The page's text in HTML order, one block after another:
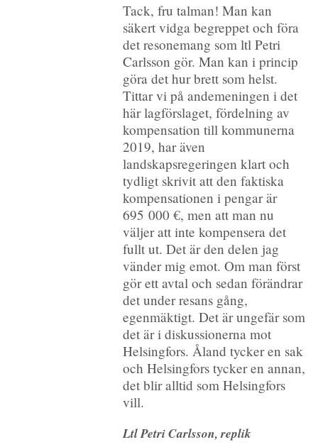
Tack, fru talman! Man kan
säkert vidga begreppet och föra
det resonemang som ltl Petri
Carlsson gör. Man kan i princip
göra det hur brett som helst.
Tittar vi på andemeningen i det
här lagförslaget, fördelning av
kompensation till kommunerna
2019, har även
landskapsregeringen klart och
tydligt skrivit att den faktiska
kompensationen i pengar är
695 000 €, men att man nu
väljer att inte kompensera det
fullt ut. Det är den delen jag
vänder mig emot. Om man först
gör ett avtal och sedan förändrar
det under resans gång,
egenmäktigt. Det är ungefär som
det är i diskussionerna mot
Helsingfors. Åland tycker en sak
och Helsingfors tycker en annan,
det blir alltid som Helsingfors
vill.
Ltl Petri Carlsson, replik